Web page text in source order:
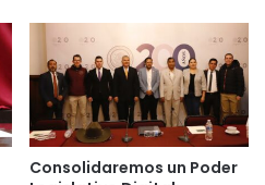
Consolidaremos un Poder